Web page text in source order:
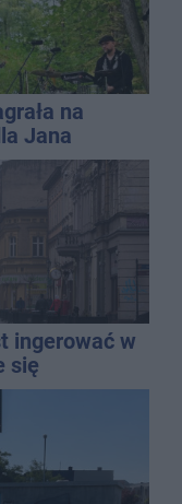
na
Jana
ingerować w
się